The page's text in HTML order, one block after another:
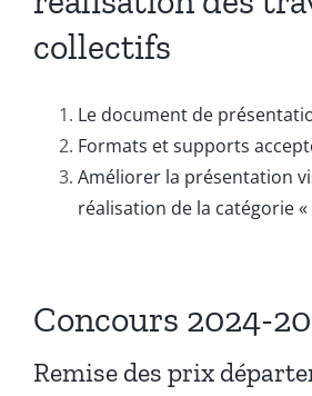
collectifs
Le document de
Formats et supports
Améliorer la présentation
réalisation de la catégorie
Concours 2024-
Remise des prix